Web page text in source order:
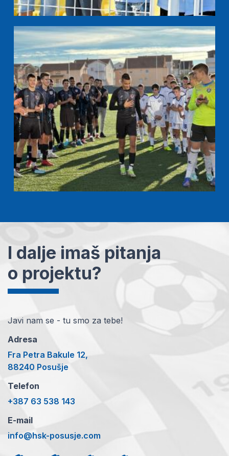
I dalje imaš pitanja
o projektu?
Javi nam se - tu smo za tebe!
Adresa
Fra Petra Bakule 12,
88240 Posušje
Telefon
+387 63 538 143
E-mail
info@hsk-posusje.com